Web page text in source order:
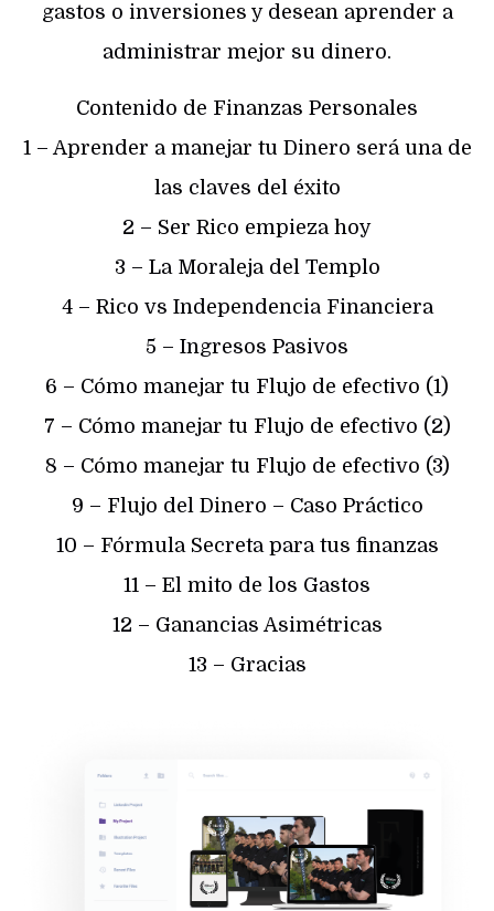
gastos o inversiones y desean aprender a
administrar mejor su dinero.
Contenido de Finanzas Personales
1 – Aprender a manejar tu Dinero será una de
las claves del éxito
2 – Ser Rico empieza hoy
3 – La Moraleja del Templo
4 – Rico vs Independencia Financiera
5 – Ingresos Pasivos
6 – Cómo manejar tu Flujo de efectivo (1)
7 – Cómo manejar tu Flujo de efectivo (2)
8 – Cómo manejar tu Flujo de efectivo (3)
9 – Flujo del Dinero – Caso Práctico
10 – Fórmula Secreta para tus finanzas
11 – El mito de los Gastos
12 – Ganancias Asimétricas
13 – Gracias